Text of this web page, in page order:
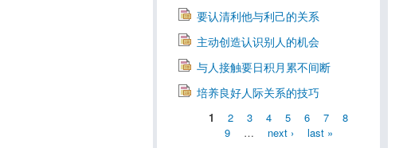
要认清利他与利己的关系
主动创造认识别人的机会
与人接触要日积月累不间断
培养良好人际关系的技巧
1 2 3 4 5 6 7
8
9
… next › last »